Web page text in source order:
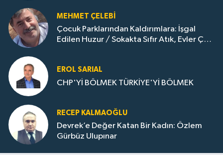
MEHMET ÇELEBI
Çocuk Parklarından Kaldırımlara: İşgal
Edilen Huzur / Sokakta Sıfır Atık, Evler Çöp
EROL SARIAL
CHP'Yİ BÖLMEK TÜRKİYE'Yİ BÖLMEK
RECEP KALMAOĞLU
Devrek’e Değer Katan Bir Kadın: Özlem
Gürbüz Ulupınar